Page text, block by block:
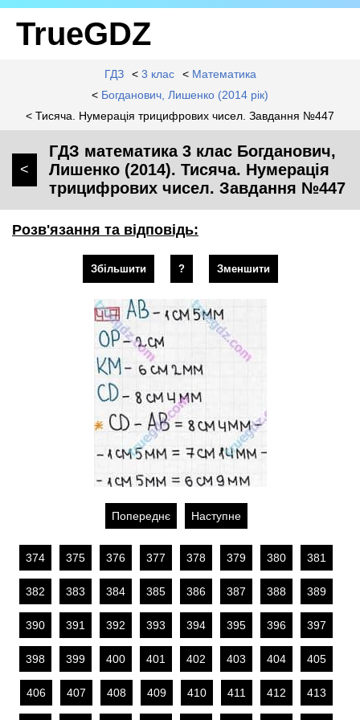
TrueGDZ
ГДЗ < 3 клас < Математика
< Богданович, Лишенко (2014 рік)
< Тисяча. Нумерація трицифрових чисел. Завдання №447
<
ГДЗ математика 3 клас Богданович,
Лишенко (2014). Тисяча. Нумерація
трицифрових чисел. Завдання №447
Розв'язання та відповідь:
Збільшити ? Зменшити
Попереднє Наступне
374 375 376 377 378 379 380 381
382 383 384 385 386 387 388 389
390 391 392 393 394 395 396 397
398 399 400 401 402 403 404 405
406 407 408 409 410 411 412 413